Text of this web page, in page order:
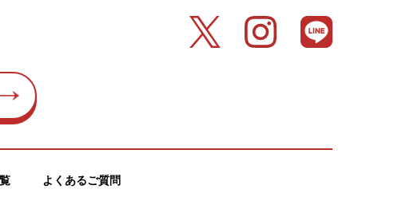
よくあるご質問